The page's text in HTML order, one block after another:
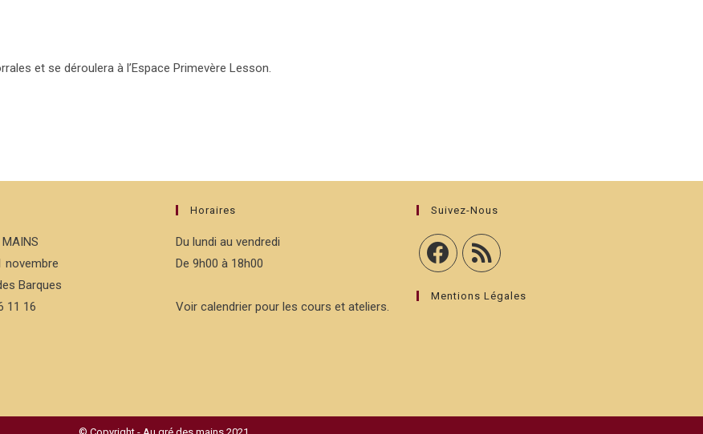
et se déroulera à l’Espace Primevère Lesson.
MAINS
novembre
Barques
11 16
Horaires
Du lundi au vendredi
De 9h00 à 18h00
Voir calendrier pour les cours et ateliers.
Suivez-Nous
Mentions Légales